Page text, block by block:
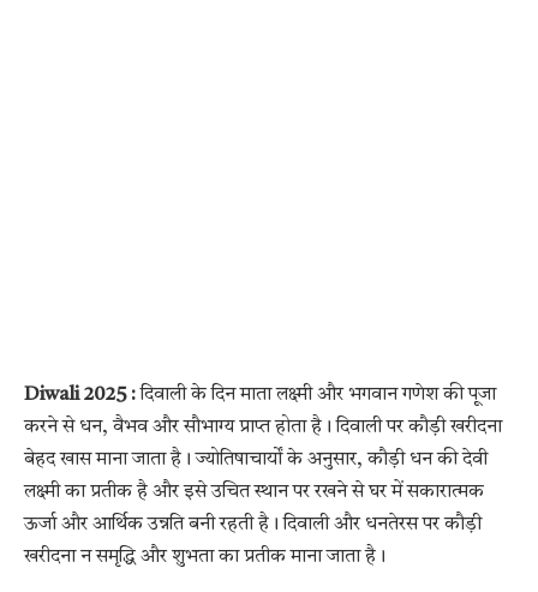
Diwali 2025 :दिवाली के दिन माता लक्ष्मी और भगवान गणेश की पूजा
करने से धन, वैभव और सौभाग्य प्राप्त होता है। दिवाली पर कौड़ी खरीदना
बेहद खास माना जाता है। ज्योतिषाचार्यों के अनुसार, कौड़ी धन की देवी
लक्ष्मी का प्रतीक है और इसे उचित स्थान पर रखने से घर में सकारात्मक
ऊर्जा और आर्थिक उन्नति बनी रहती है। दिवाली और धनतेरस पर कौड़ी
खरीदना न समृद्धि और शुभता का प्रतीक माना जाता है।